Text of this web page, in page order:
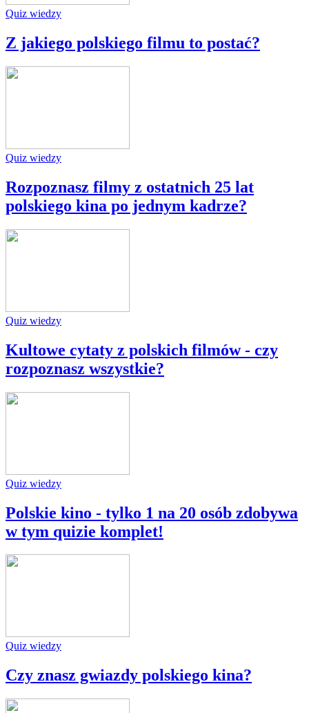
Quiz wiedzy
Z jakiego polskiego filmu to postać?
Quiz wiedzy
Rozpoznasz filmy z ostatnich 25 lat
polskiego kina po jednym kadrze?
Quiz wiedzy
Kultowe cytaty z polskich filmów - czy
rozpoznasz wszystkie?
Quiz wiedzy
Polskie kino - tylko 1 na 20 osób zdobywa
w tym quizie komplet!
Quiz wiedzy
Czy znasz gwiazdy polskiego kina?